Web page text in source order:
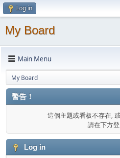
Log in
My Board
Main Menu
My Board
警告！
這個主題或看板不存在,
請在下方
Log in